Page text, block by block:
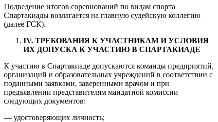
Подведение итогов соревнований по видам спорта
Спартакиады возлагается на главную судейскую коллегию
(далее ГСК).
IV. ТРЕБОВАНИЯ К УЧАСТНИКАМ И УСЛОВИЯ
ИХ ДОПУСКА К УЧАСТИЮ В СПАРТАКИАДЕ
К участию в Спартакиаде допускаются команды предприятий,
организаций и образовательных учреждений в соответствии с
поданными заявками, заверенными врачом и при
предъявлении представителям мандатной комиссии
следующих документов:
— удостоверяющих личность;